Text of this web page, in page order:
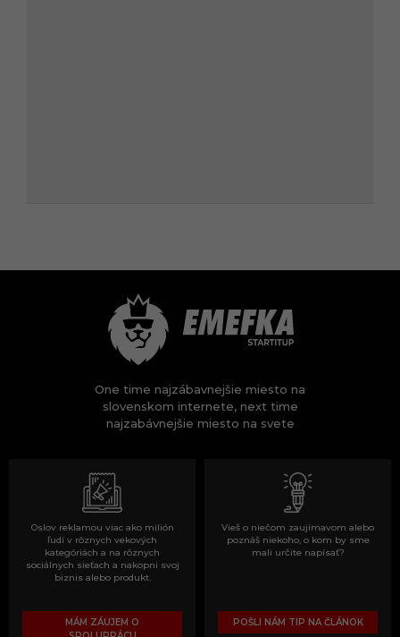
One time najzábavnejšie miesto na
slovenskom internete, next time
najzabávnejšie miesto na svete
Oslov reklamou viac ako milión
ľudí v rôznych vekových
kategóriách a na rôznych
sociálnych sieťach a nakopni svoj
biznis alebo produkt.
MÁM ZÁUJEM O
Vieš o niečom zaujímavom alebo
poznáš niekoho, o kom by sme
mali určite napísať?
POŠLI NÁM TIP NA ČLÁNOK